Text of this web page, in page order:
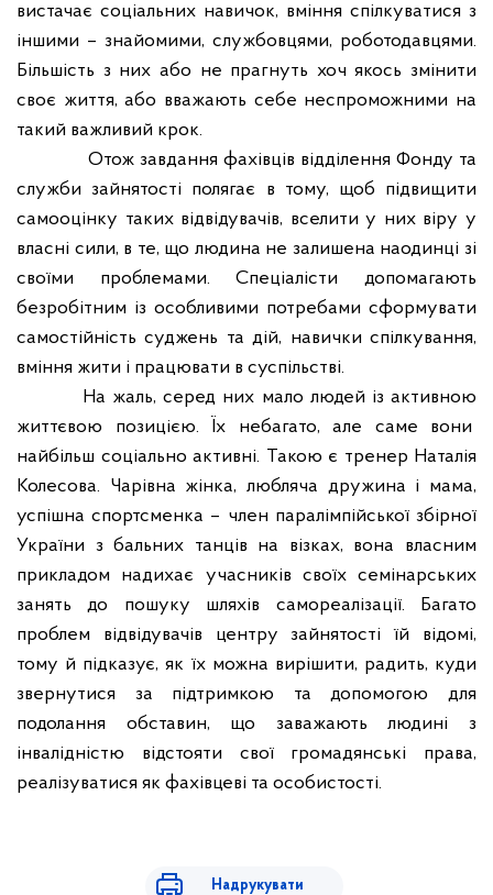
вистачає соціальних навичок, вміння спілкуватися з
іншими – знайомими, службовцями, роботодавцями.
Більшість з них або не прагнуть хоч якось змінити
своє життя, або вважають себе неспроможними на
такий важливий крок.
Отож завдання фахівців відділення Фонду та
служби зайнятості полягає в тому, щоб підвищити
самооцінку таких відвідувачів, вселити у них віру у
власні сили, в те, що людина не залишена наодинці зі
своїми проблемами. Спеціалісти допомагають
безробітним із особливими потребами сформувати
самостійність суджень та дій, навички спілкування,
вміння жити і працювати в суспільстві.
На жаль, серед них мало людей із активною
життєвою позицією. Їх небагато, але саме вони
найбільш соціально активні. Такою є тренер Наталія
Колесова. Чарівна жінка, любляча дружина і мама,
успішна спортсменка – член паралімпійської збірної
України з бальних танців на візках, вона власним
прикладом надихає учасників своїх семінарських
занять до пошуку шляхів самореалізації. Багато
проблем відвідувачів центру зайнятості їй відомі,
тому й підказує, як їх можна вирішити, радить, куди
звернутися за підтримкою та допомогою для
подолання обставин, що заважають людині з
інвалідністю відстояти свої громадянські права,
реалізуватися як фахівцеві та особистості.
Надрукувати